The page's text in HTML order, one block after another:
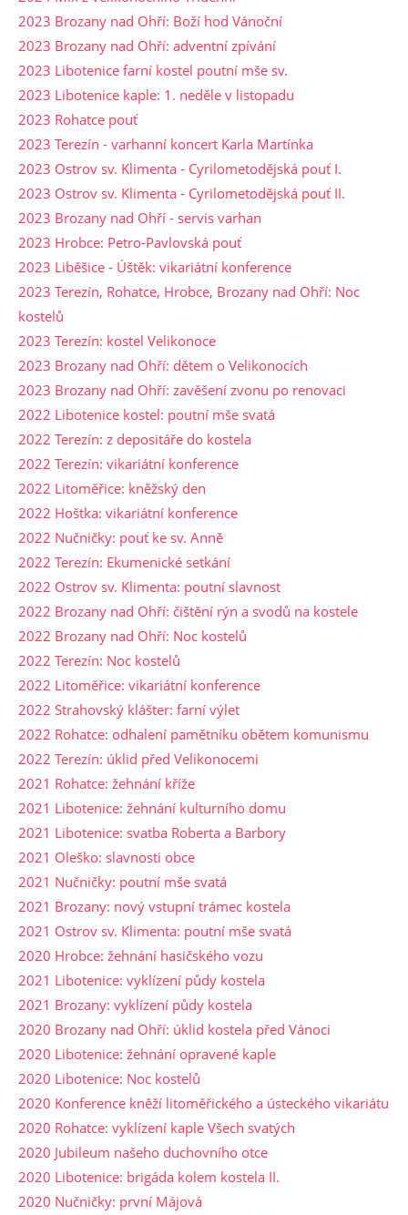
2023 Brozany nad Ohří: Boží hod Vánoční
2023 Brozany nad Ohří: adventní zpívání
2023 Libotenice farní kostel poutní mše sv.
2023 Libotenice kaple: 1. neděle v listopadu
2023 Rohatce pouť
2023 Terezín - varhanní koncert Karla Martínka
2023 Ostrov sv. Klimenta - Cyrilometodějská pouť I.
2023 Ostrov sv. Klimenta - Cyrilometodějská pouť II.
2023 Brozany nad Ohří - servis varhan
2023 Hrobce: Petro-Pavlovská pouť
2023 Liběšice - Úštěk: vikariátní konference
2023 Terezín, Rohatce, Hrobce, Brozany nad Ohří: Noc
kostelů
2023 Terezín: kostel Velikonoce
2023 Brozany nad Ohří: dětem o Velikonocích
2023 Brozany nad Ohří: zavěšení zvonu po renovaci
2022 Libotenice kostel: poutní mše svatá
2022 Terezín: z depositáře do kostela
2022 Terezín: vikariátní konference
2022 Litoměřice: kněžský den
2022 Hoštka: vikariátní konference
2022 Nučničky: pouť ke sv. Anně
2022 Terezín: Ekumenické setkání
2022 Ostrov sv. Klimenta: poutní slavnost
2022 Brozany nad Ohří: čištění rýn a svodů na kostele
2022 Brozany nad Ohří: Noc kostelů
2022 Terezín: Noc kostelů
2022 Litoměřice: vikariátní konference
2022 Strahovský klášter: farní výlet
2022 Rohatce: odhalení pamětníku obětem komunismu
2022 Terezín: úklid před Velikonocemi
2021 Rohatce: žehnání kříže
2021 Libotenice: žehnání kulturního domu
2021 Libotenice: svatba Roberta a Barbory
2021 Oleško: slavnosti obce
2021 Nučničky: poutní mše svatá
2021 Brozany: nový vstupní trámec kostela
2021 Ostrov sv. Klimenta: poutní mše svatá
2020 Hrobce: žehnání hasičského vozu
2021 Libotenice: vyklízení půdy kostela
2021 Brozany: vyklízení půdy kostela
2020 Brozany nad Ohří: úklid kostela před Vánoci
2020 Libotenice: žehnání opravené kaple
2020 Libotenice: Noc kostelů
2020 Konference kněží litoměřického a ústeckého vikariátu
2020 Rohatce: vyklízení kaple Všech svatých
2020 Jubileum našeho duchovního otce
2020 Libotenice: brigáda kolem kostela II.
2020 Nučničky: první Májová